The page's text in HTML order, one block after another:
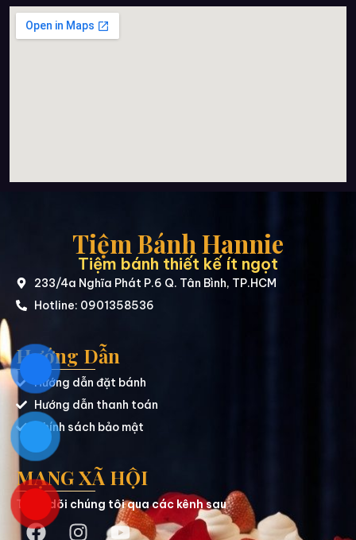
Tiệm Bánh Hannie
Tiệm bánh thiết kế ít ngọt
233/4a Nghĩa Phát P.6 Q. Tân Bình, TP.HCM
Hotline: 0901358536
Hướng Dẫn
Hướng dẫn đặt bánh
Hướng dẫn thanh toán
Chính sách bảo mật
MẠNG XÃ HỘI
Theo dõi chúng tôi qua các kênh sau